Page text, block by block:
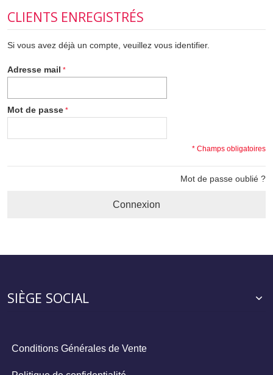
CLIENTS ENREGISTRÉS
Si vous avez déjà un compte, veuillez vous identifier.
Adresse mail
Mot de passe
* Champs obligatoires
Mot de passe oublié ?
Connexion
SIÈGE SOCIAL
Conditions Générales de Vente